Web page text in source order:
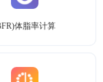
体脂率计算